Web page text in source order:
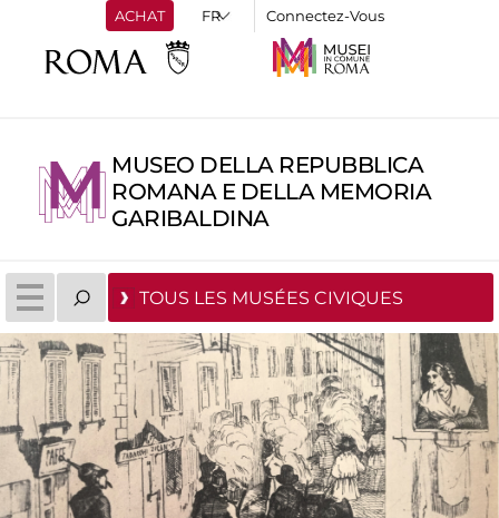
ACHAT Connectez-Vous
MUSEO DELLA REPUBBLICA
ROMANA E DELLA MEMORIA
GARIBALDINA
TOUS LES MUSÉES CIVIQUES